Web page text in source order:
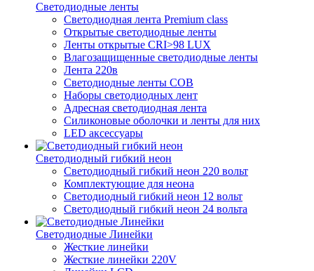
Светодиодные ленты
Светодиодная лента Premium class
Открытые светодиодные ленты
Ленты открытые CRI>98 LUX
Влагозащищенные светодиодные ленты
Лента 220в
Светодиодные ленты COB
Наборы светодиодных лент
Адресная светодиодная лента
Силиконовые оболочки и ленты для них
LED аксессуары
Светодиодный гибкий неон
Светодиодный гибкий неон 220 вольт
Комплектующие для неона
Светодиодный гибкий неон 12 вольт
Светодиодный гибкий неон 24 вольта
Светодиодные Линейки
Жесткие линейки
Жесткие линейки 220V